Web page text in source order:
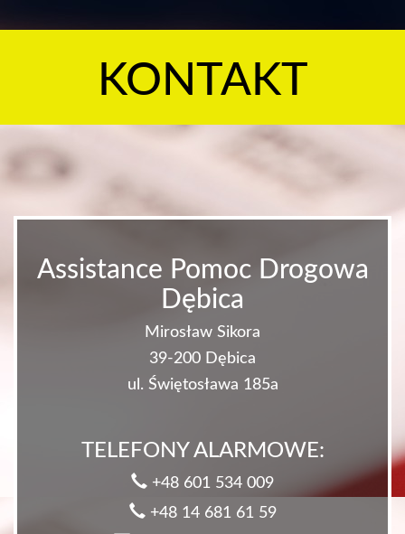
KONTAKT
Assistance Pomoc Drogowa
Dębica
Mirosław Sikora
39-200 Dębica
ul. Świętosława 185a
TELEFONY ALARMOWE:
+48 601 534 009
+48 14 681 61 59